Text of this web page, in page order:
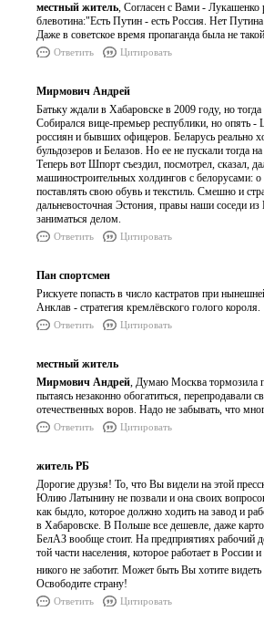
местный житель, Согласен с Вами - Лукашенко
блевотина:"Есть Путин - есть Россия. Нет
Даже в советское время пропаганда была не
Ответить Цитировать
Мирмович Андрей
Батьку ждали в Хабаровске в 2009 году, но
Собирался вице-премьер республики, но опять
россиян и бывших офицеров. Беларусь реально
бульдозеров и Белазов. Но ее не пускали тогда
Теперь вот Шпорт съездил, посмотрел, сказал,
машиностроительных холдингов с белорусами:
поставлять свою обувь и текстиль. Смешно и
дальневосточная Эстония, правы наши соседи
заниматься делом.
Ответить Цитировать
Пан спортсмен
Рискуете попасть в число кастратов при
Анклав - стратегия кремлёвского голого короля.
Ответить Цитировать
местный житель
Мирмович Андрей, Думаю Москва тормозила
пытаясь незаконно обогатиться,
отечественных воров. Надо не забывать, что
Ответить Цитировать
житель РБ
Дорогие друзья! То, что Вы видели на этой
Юлию Латынину не позвали и она своих
как быдло, которое должно ходить на завод и
в Хабаровске. В Польше все дешевле, даже
БелАЗ вообще стоит. На предприятиях рабочий
той части населения, которое работает в
никого не заботит. Может быть Вы хотите
Освободите страну!
Ответить Цитировать